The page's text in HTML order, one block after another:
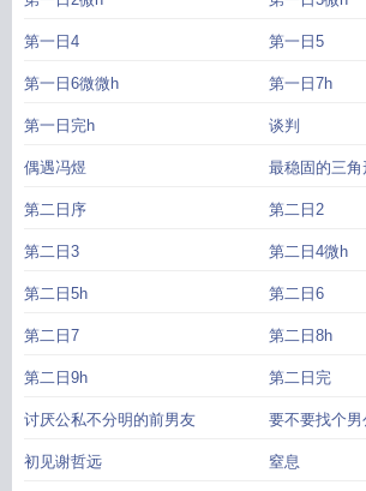
第一日4 第一日5
第一日6微微h 第一日7h
第一日完h 谈判
偶遇冯煜 最稳固的三角
第二日序 第二日2
第二日3 第二日4微h
第二日5h 第二日6
第二日7 第二日8h
第二日9h 第二日完
讨厌公私不分明的前男友 要不要找个
初见谢哲远 窒息